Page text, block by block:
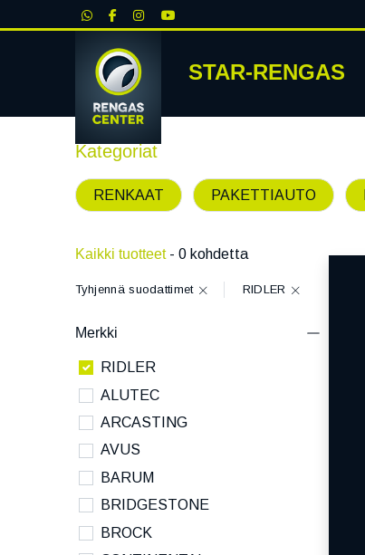
STAR-RENGAS
Kategoriat
RENKAAT PAKETTIAUTO
Kaikki tuotteet - 0 kohdetta
Tyhjennä suodattimet RIDLER
Merkki
RIDLER
ALUTEC
ARCASTING
AVUS
BARUM
BRIDGESTONE
BROCK